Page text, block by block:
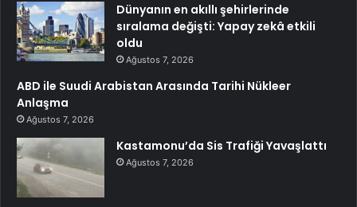
Dünyanın en akıllı şehirlerinde
sıralama değişti: Yapay zekâ etkili
oldu
Ağustos 7, 2026
ABD ile Suudi Arabistan Arasında Tarihi Nükleer
Anlaşma
Ağustos 7, 2026
Kastamonu’da Sis Trafiği Yavaşlattı
Ağustos 7, 2026